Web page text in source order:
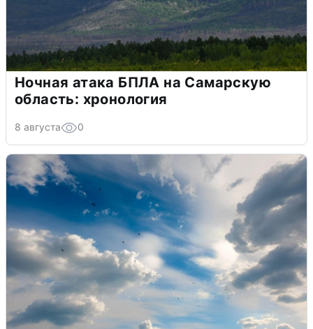
Ночная атака БПЛА на Самарскую
область: хронология
8 августа 0